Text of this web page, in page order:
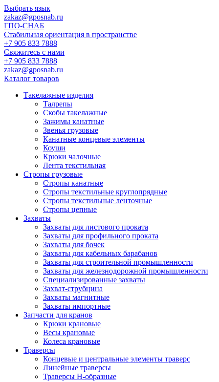
Выбрать язык
zakaz@gposnab.ru
ГПО-СНАБ
Стабильная ориентация в пространстве
+7 905 833 7888
Свяжитесь с нами
+7 905 833 7888
zakaz@gposnab.ru
Каталог товаров
Такелажные изделия
Талрепы
Скобы такелажные
Зажимы канатные
Звенья грузовые
Канатные концевые элементы
Коуши
Крюки чалочные
Лента текстильная
Стропы грузовые
Стропы канатные
Стропы текстильные круглопрядные
Стропы текстильные ленточные
Стропы цепные
Захваты
Захваты для листового проката
Захваты для профильного проката
Захваты для бочек
Захваты для кабельных барабанов
Захваты для строительной промышленности
Захваты для железнодорожной промышленности
Специализированные захваты
Захват-струбцина
Захваты магнитные
Захваты импортные
Запчасти для кранов
Крюки крановые
Весы крановые
Колеса крановые
Траверсы
Концевые и центральные элементы траверс
Линейные траверсы
Траверсы Н-образные